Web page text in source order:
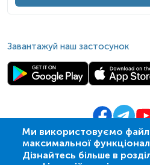
Ми використовуємо
максимальної
Дізнайтесь більше в
Завантажуй наш застосунок
© 2009- 2026 |